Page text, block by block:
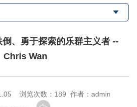
、勇于探索的乐群主义者 --
Chris Wan
浏览次数： 189 作者：admin